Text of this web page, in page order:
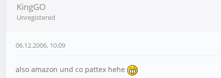
KingGO
Unregistered
06.12.2006, 10:09
also amazon und co pattex hehe